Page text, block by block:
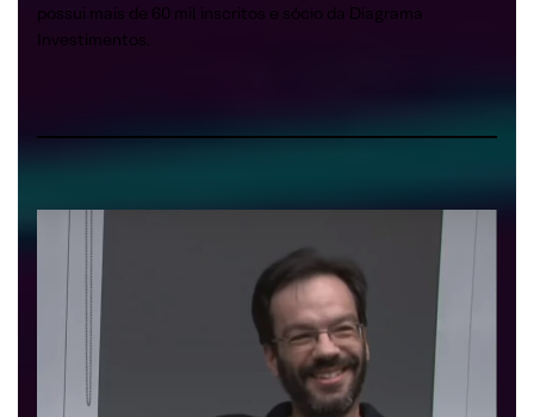
possui mais de 60 mil inscritos e sócio da Diagrama
Investimentos.